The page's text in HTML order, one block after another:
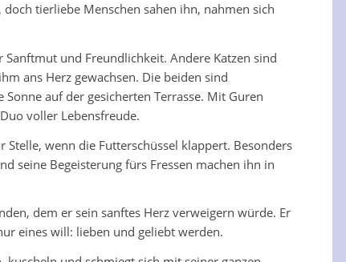
tierliebe Menschen sahen ihn, nahmen sich
Sanftmut und Freundlichkeit. Andere Katzen sind
ans Herz gewachsen. Die beiden sind
auf der gesicherten Terrasse. Mit Guren
voller Lebensfreude.
wenn die Futterschüssel klappert. Besonders
seine Begeisterung fürs Fressen machen ihn in
dem er sein sanftes Herz verweigern würde. Er
eines will: lieben und geliebt werden.